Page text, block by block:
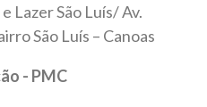
Lazer São Luís/ Av.
São Luís – Canoas
- PMC